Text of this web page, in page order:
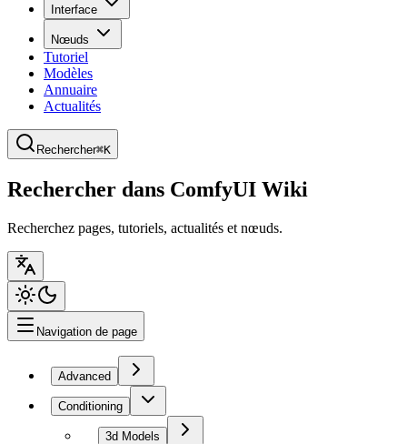
Interface
Nœuds
Tutoriel
Modèles
Annuaire
Actualités
Rechercher⌘K
Rechercher dans ComfyUI Wiki
Recherchez pages, tutoriels, actualités et nœuds.
Navigation de page
Advanced
Conditioning
3d Models